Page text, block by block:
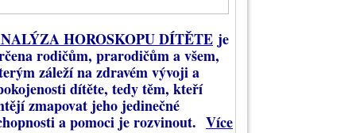
HOROSKOPU DÍTĚTE je
rodičům, prarodičům a všem,
záleží na zdravém vývoji a
dítěte, tedy těm, kteří
zmapovat jeho jedinečné
a pomoci je rozvinout. Více